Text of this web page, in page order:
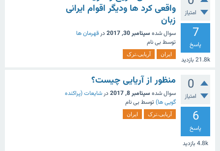
امتیاز
7
پاسخ
21.8k بازدید
واقعی کرد ها ودیگر اقوام ایرانی
زبان
سوال شده سپتامبر 30, 2017 در قهرمان ها
توسط بی نام
ایران آریایی،ترک
0
امتیاز
6
پاسخ
4.8k بازدید
منظور از آریایی چیست؟
سوال شده سپتامبر 8, 2017 در شایعات (پراکنده
گویی ها) توسط بی نام
آریایی،ترک ایران